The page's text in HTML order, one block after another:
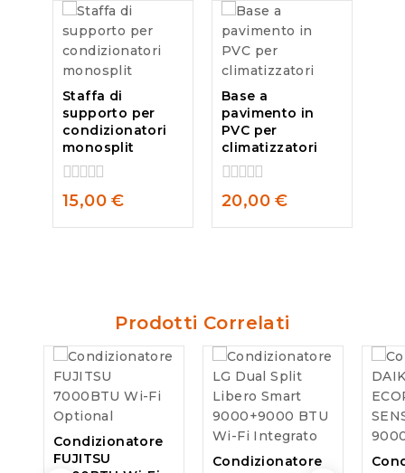
Staffa di
supporto per
condizionatori
monosplit
0
out
of
15,00€
Base a
pavimento in
PVC per
climatizzatori
0
out
of
20,00€
Prodotti Correlati
Condizionatore
FUJITSU
Condizionatore